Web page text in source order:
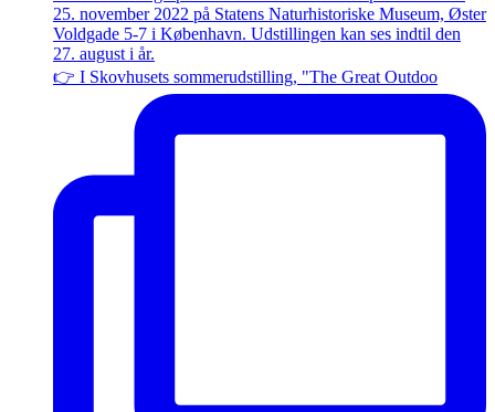
👉 I Skovhusets sommerudstilling, "The Great Outdoo